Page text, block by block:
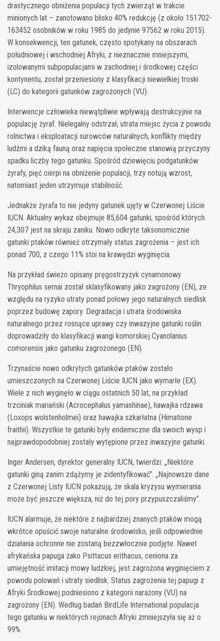
drastycznego obniżenia populacji tych zwierząt w trakcie
minionych lat – zanotowano blisko 40% redukcję (z około 151702-
163452 osobników w roku 1985 do jedynie 97562 w roku 2015).
W konsekwencji, ten gatunek, często spotykany na obszarach
południowej i wschodniej Afryki, z nieznacznie mniejszymi,
izolowanymi subpopulacjami w zachodniej i środkowej części
kontynentu, został przeniesiony z klasyfikacji niewielkiej troski
(LC) do kategorii gatunków zagrożonych (VU).
Interwencje człowieka niewątpliwie wpływają destrukcyjnie na
populację żyraf. Nielegalny odstrzał, utrata miejsc życia z powodu
rolnictwa i eksploatacji surowców naturalnych, konflikty między
ludźmi a dziką fauną oraz napięcia społeczne stanowią przyczyny
spadku liczby tego gatunku. Spośród dziewięciu podgatunków
żyrafy, pięć cierpi na obniżenie populacji, trzy notują wzrost,
natomiast jeden utrzymuje stabilność.
Jednakże żyrafa to nie jedyny gatunek ujęty w Czerwonej Liście
IUCN. Aktualny wykaz obejmuje 85,604 gatunki, spośród których
24,307 jest na skraju zaniku. Nowo odkryte taksonomicznie
gatunki ptaków również otrzymały status zagrożenia – jest ich
ponad 700, z czego 11% stoi na krawędzi wyginięcia.
Na przykład świeżo opisany pręgostrzyżyk cynamonowy
Thryophilus sernai został sklasyfikowany jako zagrożony (EN), ze
względu na ryzyko utraty ponad połowy jego naturalnych siedlisk
poprzez budowę zapory. Degradacja i utrata środowiska
naturalnego przez rosnące uprawy czy inwazyjne gatunki roślin
doprowadziły do klasyfikacji wangi komorskiej Cyanolanius
comorensis jako gatunku zagrożonego (EN).
Trzynaście nowo odkrytych gatunków ptaków zostało
umieszczonych na Czerwonej Liście IUCN jako wymarłe (EX).
Wiele z nich wyginęło w ciągu ostatnich 50 lat, na przykład
trzciniak mariański (Acrocephalus yamashinae), hawajka rdzawa
(Loxops wolstenholmei) oraz hawajka szkarłatna (Himatione
fraithii). Wszystkie te gatunki były endemiczne dla swoich wysp i
najprawdopodobniej zostały wytępione przez inwazyjne gatunki.
Inger Andersen, dyrektor generalny IUCN, twierdzi: „Niektóre
gatunki giną zanim zdążymy je zidentyfikować”. „Najnowsze dane
z Czerwonej Listy IUCN pokazują, że skala kryzysu wymierania
może być jeszcze większa, niż do tej pory przypuszczaliśmy”.
IUCN alarmuje, że niektóre z najbardziej znanych ptaków mogą
wkrótce opuścić swoje naturalne środowisko, jeśli odpowiednie
działania ochronne nie zostaną bezzwłocznie podjęte. Nawet
afrykańska papuga żako Psittacus erithacus, ceniona za
umiejętność imitacji mowy ludzkiej, jest zagrożona wyginięciem z
powodu polowań i utraty siedlisk. Status zagrożenia tej papugi z
Afryki Środkowej podniesiono z kategorii narażony (VU) na
zagrożony (EN). Według badań BirdLife International populacja
tego gatunku w niektórych rejonach Afryki zmniejszyła się aż o
99%.